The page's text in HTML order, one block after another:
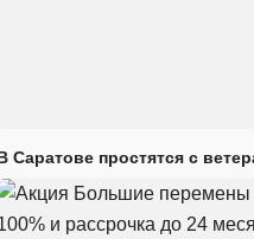
Саратове простятся с